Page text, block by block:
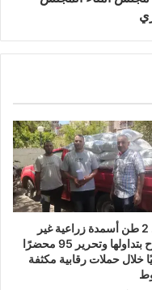
ضبط 2 طن أسمدة زراعية غير
مصرح بتداولها وتحرير 95 محضرًا
خلال حملات رقابية مكثفة